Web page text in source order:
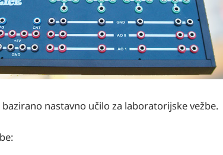
nastavno učilo za laboratorijske vežbe.